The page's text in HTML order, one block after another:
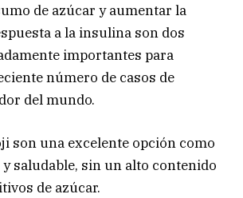
de azúcar y aumentar la
a la insulina son dos
importantes para
número de casos de
del mundo.
son una excelente opción como
saludable, sin un alto contenido
de azúcar.